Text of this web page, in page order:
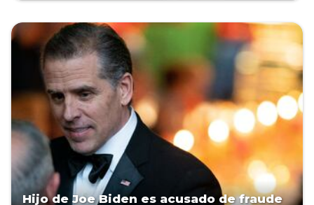
Hijo de Joe Biden es acusado de fraude